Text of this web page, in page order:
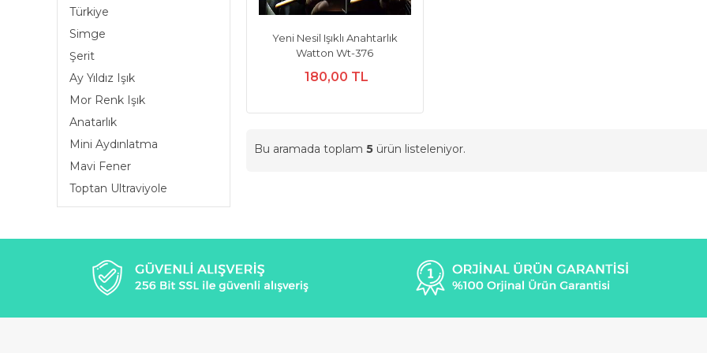
Türkiye
Simge
Şerit
Ay Yıldız Işık
Mor Renk Işık
Anatarlık
Mini Aydınlatma
Mavi Fener
Toptan Ultraviyole
Yeni Nesil Işıklı Anahtarlık
Watton Wt-376
180,00 TL
Bu aramada toplam 5 ürün listeleniyor.